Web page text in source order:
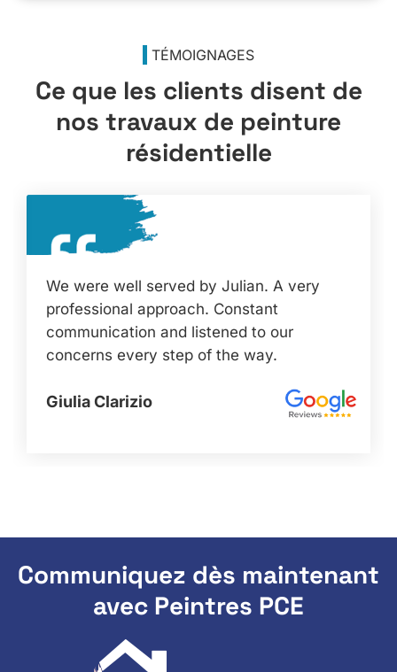
TÉMOIGNAGES
Ce que les clients disent de
nos travaux de peinture
résidentielle
We were well served by Julian. A very
professional approach. Constant
communication and listened to our
concerns every step of the way.
Giulia Clarizio
Communiquez dès maintenant
avec Peintres PCE